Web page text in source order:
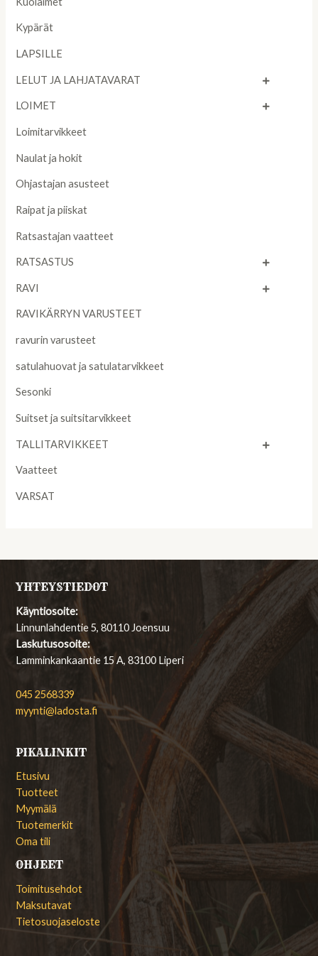
Kypärät
LAPSILLE
LELUT JA LAHJATAVARAT
LOIMET
Loimitarvikkeet
Naulat ja hokit
Ohjastajan asusteet
Raipat ja piiskat
Ratsastajan vaatteet
RATSASTUS
RAVI
RAVIKÄRRYN VARUSTEET
ravurin varusteet
satulahuovat ja satulatarvikkeet
Sesonki
Suitset ja suitsitarvikkeet
TALLITARVIKKEET
Vaatteet
VARSAT
YHTEYSTIEDOT
Käyntiosoite:
Linnunlahdentie 5, 80110 Joensuu
Laskutusosoite:
Lamminkankaantie 15 A, 83100 Liperi
045 2568339
myynti@ladosta.fi
PIKALINKIT
Etusivu
Tuotteet
Myymälä
Tuotemerkit
Oma tili
OHJEET
Toimitusehdot
Maksutavat
Tietosuojaseloste